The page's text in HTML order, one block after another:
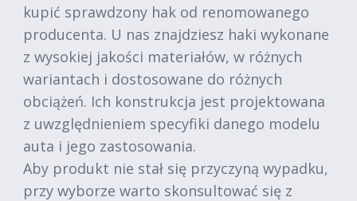
kupić sprawdzony hak od renomowanego
producenta. U nas znajdziesz haki wykonane
z wysokiej jakości materiałów, w różnych
wariantach i dostosowane do różnych
obciążeń. Ich konstrukcja jest projektowana
z uwzględnieniem specyfiki danego modelu
auta i jego zastosowania.
Aby produkt nie stał się przyczyną wypadku,
przy wyborze warto skonsultować się z